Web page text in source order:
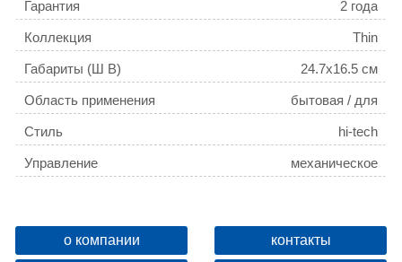
Гарантия 2 года
Коллекция Thin
Габариты (Ш В) 24.7x16.5 см
Область применения
бытовая / для
общественных мест
Стиль
hi-tech
Управление механическое
о компании контакты